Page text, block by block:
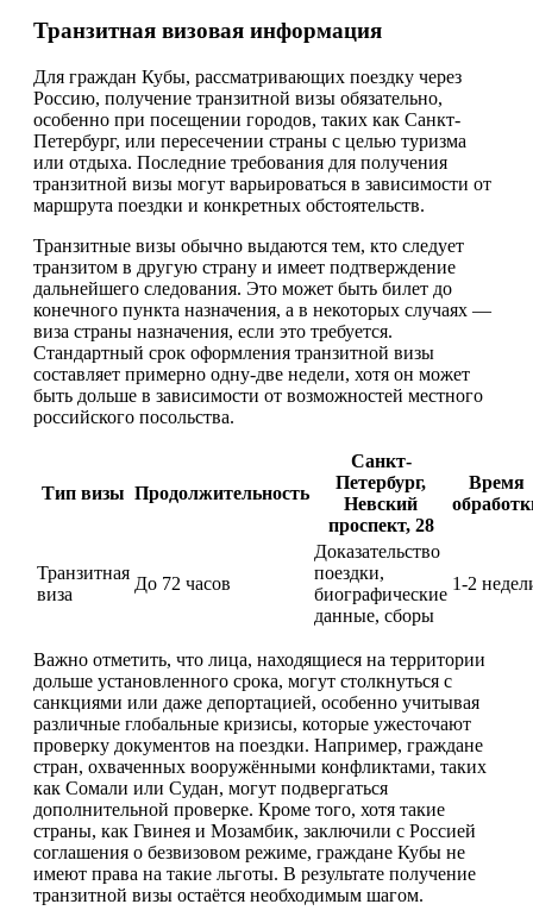
Транзитная визовая информация
Для граждан Кубы, рассматривающих поездку через
Россию, получение транзитной визы обязательно,
особенно при посещении городов, таких как Санкт-
Петербург, или пересечении страны с целью туризма
или отдыха. Последние требования для получения
транзитной визы могут варьироваться в зависимости от
маршрута поездки и конкретных обстоятельств.
Транзитные визы обычно выдаются тем, кто следует
транзитом в другую страну и имеет подтверждение
дальнейшего следования. Это может быть билет до
конечного пункта назначения, а в некоторых случаях —
виза страны назначения, если это требуется.
Стандартный срок оформления транзитной визы
составляет примерно одну-две недели, хотя он может
быть дольше в зависимости от возможностей местного
российского посольства.
Тип визы Продолжительность
Санкт-
Петербург,
Невский
проспект, 28
Время
Транзитная
виза
До 72 часов
Доказательство
поездки,
биографические
данные, сборы
1-2
Важно отметить, что лица, находящиеся на территории
дольше установленного срока, могут столкнуться с
санкциями или даже депортацией, особенно учитывая
различные глобальные кризисы, которые ужесточают
проверку документов на поездки. Например, граждане
стран, охваченных вооружёнными конфликтами, таких
как Сомали или Судан, могут подвергаться
дополнительной проверке. Кроме того, хотя такие
страны, как Гвинея и Мозамбик, заключили с Россией
соглашения о безвизовом режиме, граждане Кубы не
имеют права на такие льготы. В результате получение
транзитной визы остаётся необходимым шагом.